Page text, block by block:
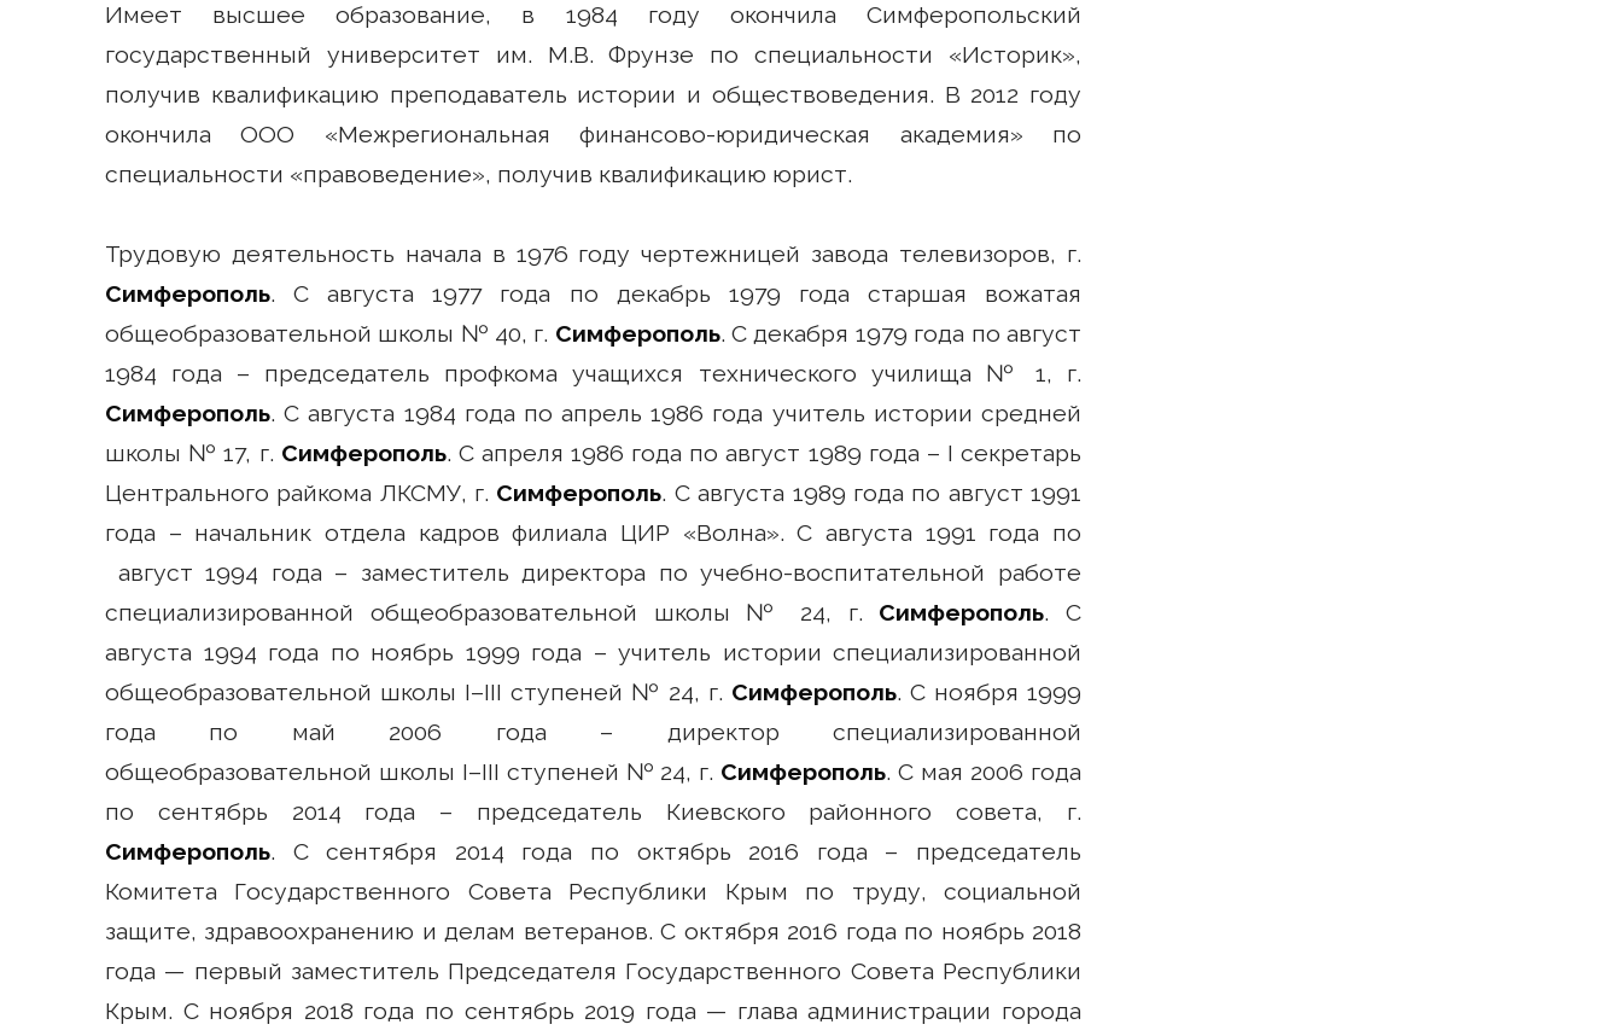
Имеет высшее образование, в 1984 году окончила Симферопольский
государственный университет им. М.В. Фрунзе по специальности «Историк»,
получив квалификацию преподаватель истории и обществоведения. В 2012 году
окончила ООО «Межрегиональная финансово-юридическая академия» по
специальности «правоведение», получив квалификацию юрист.
Трудовую деятельность начала в 1976 году чертежницей завода телевизоров, г.
Симферополь. С августа 1977 года по декабрь 1979 года старшая вожатая
общеобразовательной школы № 40, г. Симферополь. С декабря 1979 года по август
1984 года – председатель профкома учащихся технического училища № 1, г.
Симферополь. С августа 1984 года по апрель 1986 года учитель истории средней
школы № 17, г. Симферополь. С апреля 1986 года по август 1989 года – I секретарь
Центрального райкома ЛКСМУ, г. Симферополь. С августа 1989 года по август 1991
года – начальник отдела кадров филиала ЦИР «Волна». С августа 1991 года по
август 1994 года – заместитель директора по учебно-воспитательной работе
специализированной общеобразовательной школы № 24, г. Симферополь. С
августа 1994 года по ноябрь 1999 года – учитель истории специализированной
общеобразовательной школы I–III ступеней № 24, г. Симферополь. С ноября 1999
года по май 2006 года – директор специализированной
общеобразовательной школы I–III ступеней № 24, г. Симферополь. С мая 2006 года
по сентябрь 2014 года – председатель Киевского районного совета, г.
Симферополь. С сентября 2014 года по октябрь 2016 года – председатель
Комитета Государственного Совета Республики Крым по труду, социальной
защите, здравоохранению и делам ветеранов. С октября 2016 года по ноябрь 2018
года — первый заместитель Председателя Государственного Совета Республики
Крым­­­­­­­­­­­­­­­­­­­­­­­­­­­­­­­­­­­­­­­­­­­­­­­­­­. С ноября 2018 года по сентябрь 2019 года — глава администрации города